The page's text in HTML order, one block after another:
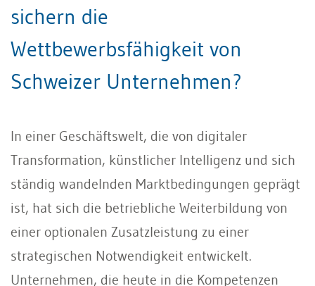
sichern die
Wettbewerbsfähigkeit von
Schweizer Unternehmen?
In einer Geschäftswelt, die von digitaler
Transformation, künstlicher Intelligenz und sich
ständig wandelnden Marktbedingungen geprägt
ist, hat sich die betriebliche Weiterbildung von
einer optionalen Zusatzleistung zu einer
strategischen Notwendigkeit entwickelt.
Unternehmen, die heute in die Kompetenzen